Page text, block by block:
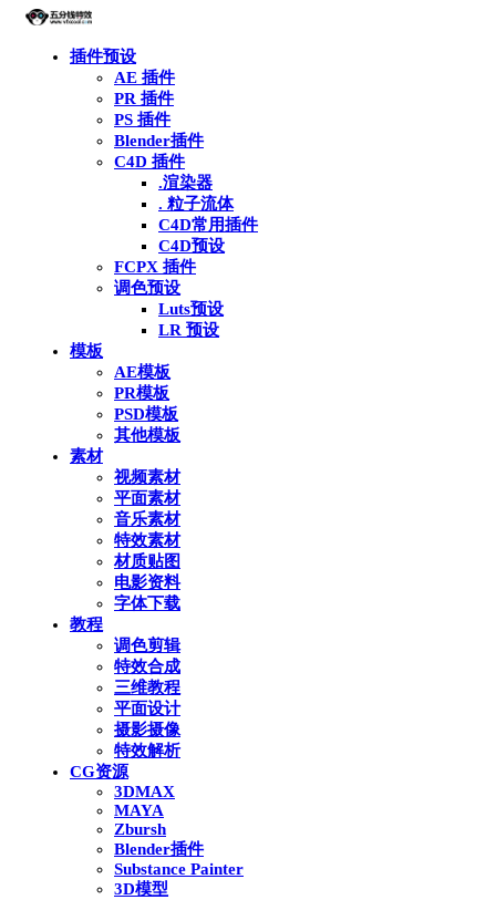
插件预设
AE 插件
PR 插件
PS 插件
Blender插件
C4D 插件
.渲染器
. 粒子流体
C4D常用插件
C4D预设
FCPX 插件
调色预设
Luts预设
LR 预设
模板
AE模板
PR模板
PSD模板
其他模板
素材
视频素材
平面素材
音乐素材
特效素材
材质贴图
电影资料
字体下载
教程
调色剪辑
特效合成
三维教程
平面设计
摄影摄像
特效解析
CG资源
3DMAX
MAYA
Zbursh
Blender插件
Substance Painter
3D模型